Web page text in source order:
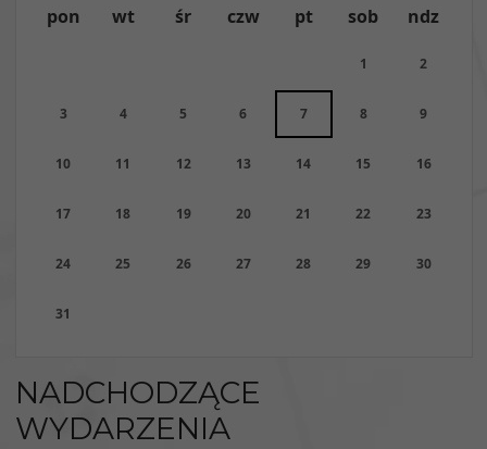
pon wt śr czw pt sob ndz
1 2
3 4 5 6 7 8 9
10 11 12 13 14 15 16
17 18 19 20 21 22 23
24 25 26 27 28 29 30
31
NADCHODZĄCE
WYDARZENIA